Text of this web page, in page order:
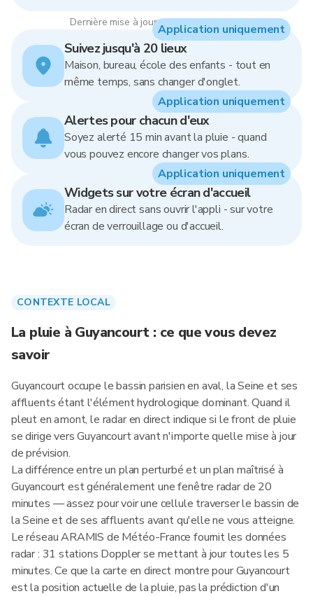
Dernière mise à jour : 13:00, 7 Aug 2026
Suivez jusqu'à 20 lieux
Maison, bureau, école des enfants - tout en
même temps, sans changer d'onglet.
Application uniquement
Alertes pour chacun d'eux
Soyez alerté 15 min avant la pluie - quand
vous pouvez encore changer vos plans.
Application uniquement
Widgets sur votre écran d'accueil
Radar en direct sans ouvrir l'appli - sur votre
écran de verrouillage ou d'accueil.
Application uniquement
CONTEXTE LOCAL
La pluie à Guyancourt : ce que vous devez
savoir
Guyancourt occupe le bassin parisien en aval, la Seine et ses
affluents étant l'élément hydrologique dominant. Quand il
pleut en amont, le radar en direct indique si le front de pluie
se dirige vers Guyancourt avant n'importe quelle mise à jour
de prévision.
La différence entre un plan perturbé et un plan maîtrisé à
Guyancourt est généralement une fenêtre radar de 20
minutes — assez pour voir une cellule traverser le bassin de
la Seine et de ses affluents avant qu'elle ne vous atteigne.
Le réseau ARAMIS de Météo-France fournit les données
radar : 31 stations Doppler se mettant à jour toutes les 5
minutes. Ce que la carte en direct montre pour Guyancourt
est la position actuelle de la pluie, pas la prédiction d'un